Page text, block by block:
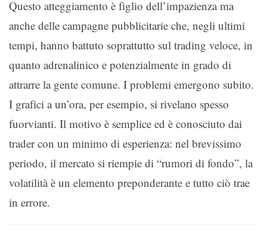
Questo atteggiamento è figlio dell’impazienza ma
anche delle campagne pubblicitarie che, negli ultimi
tempi, hanno battuto soprattutto sul trading veloce, in
quanto adrenalinico e potenzialmente in grado di
attrarre la gente comune. I problemi emergono subito.
I grafici a un’ora, per esempio, si rivelano spesso
fuorvianti. Il motivo è semplice ed è conosciuto dai
trader con un minimo di esperienza: nel brevissimo
periodo, il mercato si riempie di “rumori di fondo”, la
volatilità è un elemento preponderante e tutto ciò trae
in errore.